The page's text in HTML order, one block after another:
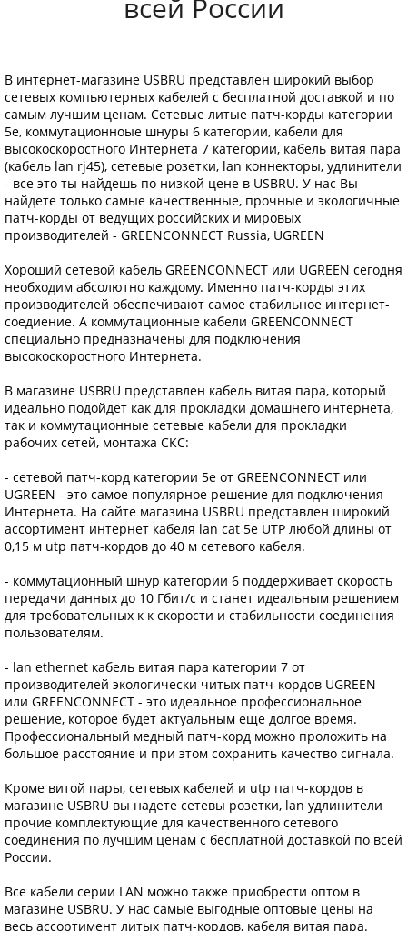
всей России
В интернет-магазине USBRU представлен широкий выбор
сетевых компьютерных кабелей с бесплатной доставкой и по
самым лучшим ценам. Сетевые литые патч-корды категории
5е, коммутационноые шнуры 6 категории, кабели для
высокоскоростного Интернета 7 категории, кабель витая пара
(кабель lan rj45), сетевые розетки, lan коннекторы, удлинители
- все это ты найдешь по низкой цене в USBRU. У нас Вы
найдете только самые качественные, прочные и экологичные
патч-корды от ведущих российских и мировых
производителей - GREENCONNECT Russia, UGREEN
Хороший сетевой кабель GREENCONNECT или UGREEN сегодня
необходим абсолютно каждому. Именно патч-корды этих
производителей обеспечивают самое стабильное интернет-
соедиение. А коммутационные кабели GREENCONNECT
специально предназначены для подключения
высокоскоростного Интернета.
В магазине USBRU представлен кабель витая пара, который
идеально подойдет как для прокладки домашнего интернета,
так и коммутационные сетевые кабели для прокладки
рабочих сетей, монтажа СКС:
- сетевой патч-корд категории 5е от GREENCONNECT или
UGREEN - это самое популярное решение для подключения
Интернета. На сайте магазина USBRU представлен широкий
ассортимент интернет кабеля lan cat 5e UTP любой длины от
0,15 м utp патч-кордов до 40 м сетевого кабеля.
- коммутационный шнур категории 6 поддерживает скорость
передачи данных до 10 Гбит/с и станет идеальным решением
для требовательных к к скорости и стабильности соединения
пользователям.
- lan ethernet кабель витая пара категории 7 от
производителей экологически читых патч-кордов UGREEN
или GREENCONNECT - это идеальное профессиональное
решение, которое будет актуальным еще долгое время.
Профессиональный медный патч-корд можно проложить на
большое расстояние и при этом сохранить качество сигнала.
Кроме витой пары, сетевых кабелей и utp патч-кордов в
магазине USBRU вы надете сетевы розетки, lan удлинители
прочие комплектующие для качественного сетевого
соединения по лучшим ценам с бесплатной доставкой по всей
России.
Все кабели серии LAN можно также приобрести оптом в
магазине USBRU. У нас самые выгодные оптовые цены на
весь ассортимент литых патч-кордов, кабеля витая пара.